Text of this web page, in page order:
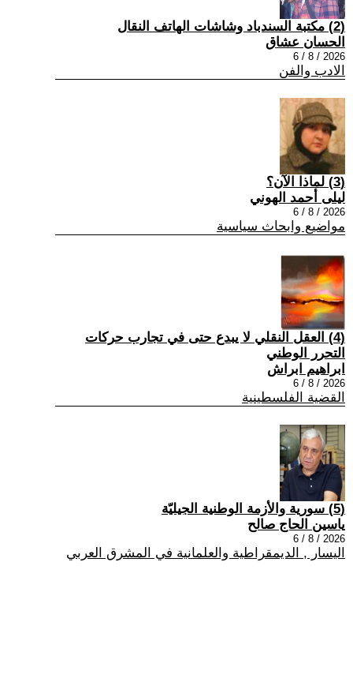
(2) مكتبة السندباد وشاشات الهاتف النقال
الحسان عشاق
2026 / 8 / 6
الادب والفن
(3) لماذا الآن؟
ليلى أحمد الهوني
2026 / 8 / 6
مواضيع وابحاث سياسية
(4) العقل النقلي لا يبدع حتى في تجارب حركات
التحرر الوطني
ابراهيم ابراش
2026 / 8 / 6
القضية الفلسطينية
(5) سورية والأزمة الوطنية الجيليّة
ياسين الحاج صالح
2026 / 8 / 6
اليسار , الديمقراطية والعلمانية في المشرق العربي